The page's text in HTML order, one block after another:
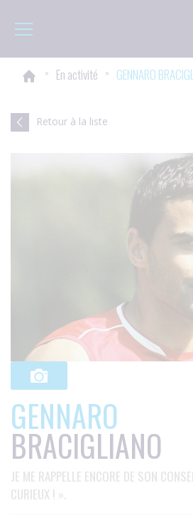
Toggle navigation
> En activité > GENNARO
Retour à la liste
GENNARO
BRACIGLIANO
JE ME RAPPELLE ENCORE DE SON
CURIEUX ! ».